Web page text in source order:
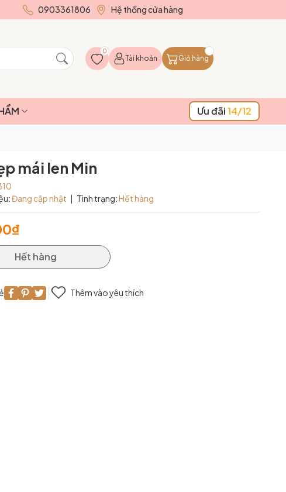
0903361806 Hệ thống cửa hàng
0
Tài khoản Giỏ hàng
Ưu đãi14/12
mái len Min
Đang cập nhật | Tình trạng:Hết hàng
Hết hàng
Thêm vào yêu thích